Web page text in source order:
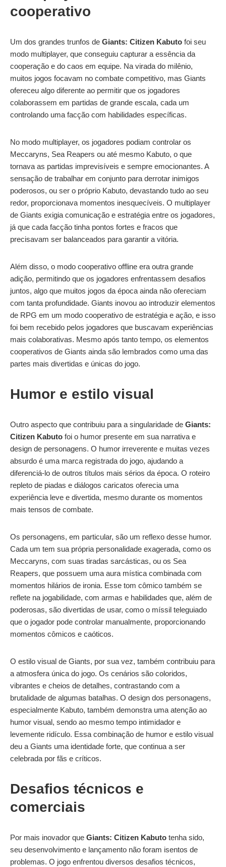
cooperativo
Um dos grandes trunfos de Giants: Citizen Kabuto foi seu
modo multiplayer, que conseguiu capturar a essência da
cooperação e do caos em equipe. Na virada do milênio,
muitos jogos focavam no combate competitivo, mas Giants
ofereceu algo diferente ao permitir que os jogadores
colaborassem em partidas de grande escala, cada um
controlando uma facção com habilidades específicas.
No modo multiplayer, os jogadores podiam controlar os
Meccaryns, Sea Reapers ou até mesmo Kabuto, o que
tornava as partidas imprevisíveis e sempre emocionantes. A
sensação de trabalhar em conjunto para derrotar inimigos
poderosos, ou ser o próprio Kabuto, devastando tudo ao seu
redor, proporcionava momentos inesquecíveis. O multiplayer
de Giants exigia comunicação e estratégia entre os jogadores,
já que cada facção tinha pontos fortes e fracos que
precisavam ser balanceados para garantir a vitória.
Além disso, o modo cooperativo offline era outra grande
adição, permitindo que os jogadores enfrentassem desafios
juntos, algo que muitos jogos da época ainda não ofereciam
com tanta profundidade. Giants inovou ao introduzir elementos
de RPG em um modo cooperativo de estratégia e ação, e isso
foi bem recebido pelos jogadores que buscavam experiências
mais colaborativas. Mesmo após tanto tempo, os elementos
cooperativos de Giants ainda são lembrados como uma das
partes mais divertidas e únicas do jogo.
Humor e estilo visual
Outro aspecto que contribuiu para a singularidade de Giants:
Citizen Kabuto foi o humor presente em sua narrativa e
design de personagens. O humor irreverente e muitas vezes
absurdo é uma marca registrada do jogo, ajudando a
diferenciá-lo de outros títulos mais sérios da época. O roteiro
repleto de piadas e diálogos caricatos oferecia uma
experiência leve e divertida, mesmo durante os momentos
mais tensos de combate.
Os personagens, em particular, são um reflexo desse humor.
Cada um tem sua própria personalidade exagerada, como os
Meccaryns, com suas tiradas sarcásticas, ou os Sea
Reapers, que possuem uma aura mística combinada com
momentos hilários de ironia. Esse tom cômico também se
reflete na jogabilidade, com armas e habilidades que, além de
poderosas, são divertidas de usar, como o míssil teleguiado
que o jogador pode controlar manualmente, proporcionando
momentos cômicos e caóticos.
O estilo visual de Giants, por sua vez, também contribuiu para
a atmosfera única do jogo. Os cenários são coloridos,
vibrantes e cheios de detalhes, contrastando com a
brutalidade de algumas batalhas. O design dos personagens,
especialmente Kabuto, também demonstra uma atenção ao
humor visual, sendo ao mesmo tempo intimidador e
levemente ridículo. Essa combinação de humor e estilo visual
deu a Giants uma identidade forte, que continua a ser
celebrada por fãs e críticos.
Desafios técnicos e
comerciais
Por mais inovador que Giants: Citizen Kabuto tenha sido,
seu desenvolvimento e lançamento não foram isentos de
problemas. O jogo enfrentou diversos desafios técnicos,